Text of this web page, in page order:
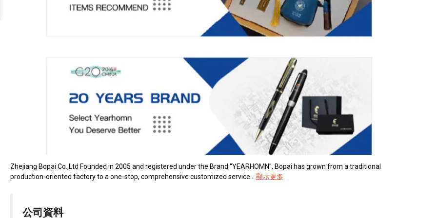
Zhejiang Bopai Co.,Ltd Founded in 2005 and registered under the Brand "YEARHOMN", Bopai has grown from a traditional
production-oriented factory to a one-stop, comprehensive customized service...
顯示更多
公司資料